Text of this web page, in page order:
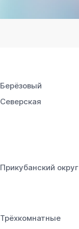
Берёзовый
Северская
Прикубанский округ
Трёхкомнатные